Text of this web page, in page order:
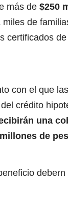
más de $250
miles de
certificados
con el que
crédito
una
de